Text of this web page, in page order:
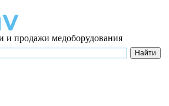
и продажи медоборудования